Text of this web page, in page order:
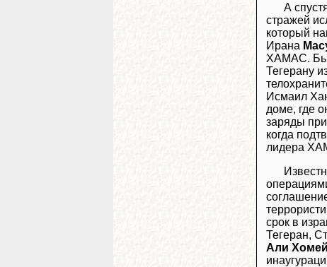
А
стражей
который
Ирана
ХАМАС.
Тегерану
Исмаил
доме, где
заряды
когда
лидера
срок в
Тегеран,
Али